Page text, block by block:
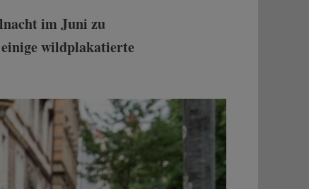
im Juni zu
wildplakatierte